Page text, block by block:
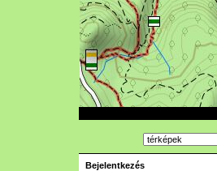
Bejelentkezés